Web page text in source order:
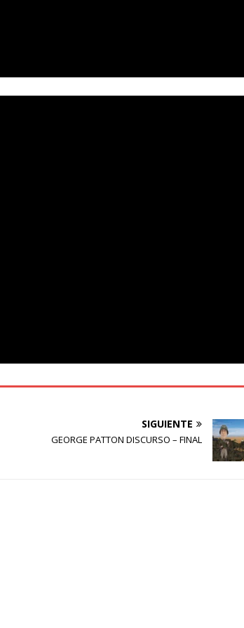
SIGUIENTE
GEORGE PATTON DISCURSO – FINAL